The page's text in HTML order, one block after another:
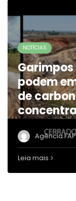
NOTÍCIAS
podem
de
Agência
Leia mais